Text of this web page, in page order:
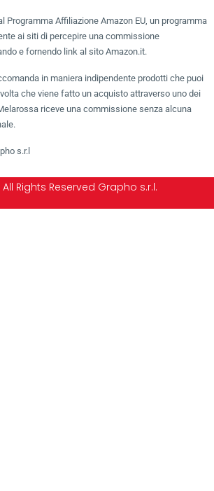
Programma Affiliazione Amazon EU, un programma
ai siti di percepire una commissione
e fornendo link al sito Amazon.it.
in maniera indipendente prodotti che puoi
che viene fatto un acquisto attraverso uno dei
riceve una commissione senza alcuna
s.r.l
Rights Reserved Grapho s.r.l.